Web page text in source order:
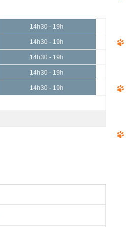
14h30 - 19h
14h30 - 19h
14h30 - 19h
14h30 - 19h
14h30 - 19h